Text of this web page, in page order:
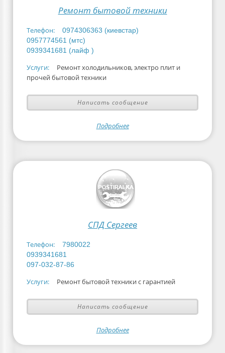
Ремонт бытовой техники
Телефон:
0974306363 (киевстар)
0957774561 (мтс)
0939341681 (лайф )
Услуги:
Ремонт холодильников, электро плит и
прочей бытовой техники
Написать сообщение
Подробнее
СПД Сергеев
Телефон:
7980022
0939341681
097-032-87-86
Услуги: Ремонт бытовой техники с гарантией
Написать сообщение
Подробнее